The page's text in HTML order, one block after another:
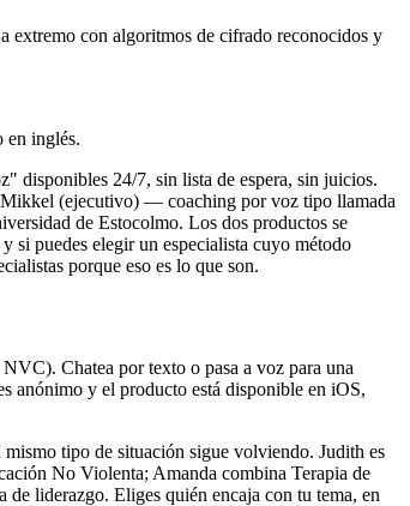
extremo con algoritmos de cifrado reconocidos y
en inglés.
disponibles 24/7, sin lista de espera, sin juicios.
(ejecutivo) — coaching por voz tipo llamada
de Estocolmo. Los dos productos se
si puedes elegir un especialista cuyo método
porque eso es lo que son.
Chatea por texto o pasa a voz para una
anónimo y el producto está disponible en iOS,
tipo de situación sigue volviendo. Judith es
No Violenta; Amanda combina Terapia de
liderazgo. Eliges quién encaja con tu tema, en